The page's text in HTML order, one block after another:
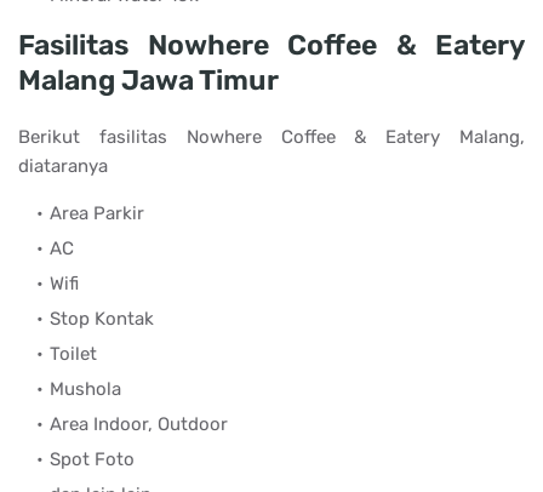
Fasilitas Nowhere Coffee & Eatery
Malang Jawa Timur
Berikut fasilitas Nowhere Coffee & Eatery Malang,
diataranya
Area Parkir
AC
Wifi
Stop Kontak
Toilet
Mushola
Area Indoor, Outdoor
Spot Foto